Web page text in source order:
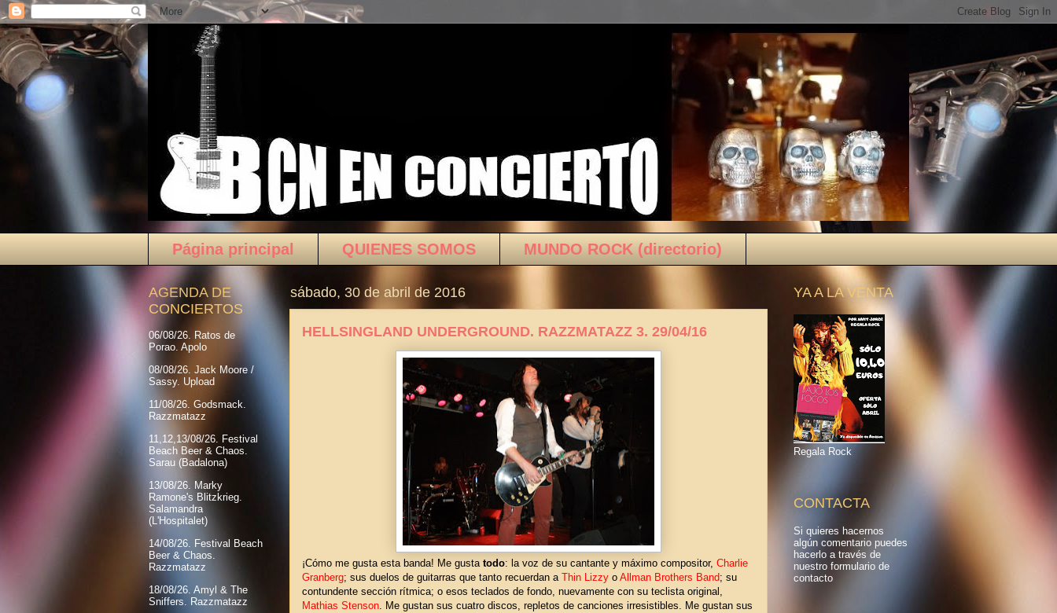
Página principal QUIENES SOMOS MUNDO ROCK (directorio)
sábado, 30 de abril de 2016
HELLSINGLAND UNDERGROUND. RAZZMATAZZ 3. 29/04/16
¡Cómo me gusta esta banda! Me gusta todo: la voz de su cantante y máximo compositor, Charlie
Granberg; sus duelos de guitarras que tanto recuerdan a Thin Lizzy o Allman Brothers Band; su
contundente sección rítmica; o esos teclados de fondo, nuevamente con su teclista original,
Mathias Stenson. Me gustan sus cuatro discos, repletos de canciones irresistibles. Me gustan sus
AGENDA DE
CONCIERTOS
06/08/26. Ratos de
Porao. Apolo
08/08/26. Jack Moore /
Sassy. Upload
11/08/26. Godsmack.
Razzmatazz
11,12,13/08/26. Festival
Beach Beer & Chaos.
Sarau (Badalona)
13/08/26. Marky
Ramone's Blitzkrieg.
Salamandra
(L'Hospitalet)
14/08/26. Festival Beach
Beer & Chaos.
Razzmatazz
18/08/26. Amyl & The
Sniffers. Razzmatazz
YA A LA VENTA
Regala Rock
CONTACTA
Si quieres hacernos
algún comentario puedes
hacerlo a través de
nuestro formulario de
contacto